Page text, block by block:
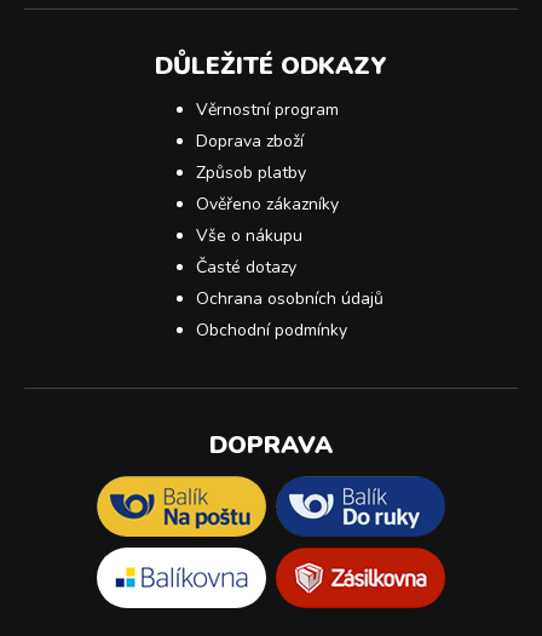
DŮLEŽITÉ ODKAZY
Věrnostní program
Doprava zboží
Způsob platby
Ověřeno zákazníky
Vše o nákupu
Časté dotazy
Ochrana osobních údajů
Obchodní podmínky
DOPRAVA